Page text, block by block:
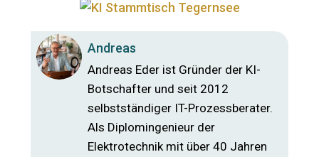
Andreas
Andreas Eder ist Gründer der KI-
Botschafter und seit 2012
selbstständiger IT-Prozessberater.
Als Diplomingenieur der
Elektrotechnik mit über 40 Jahren